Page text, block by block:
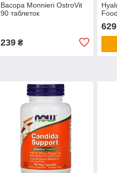
Bacopa Monnieri OstroVit
90 таблеток
239₴
629